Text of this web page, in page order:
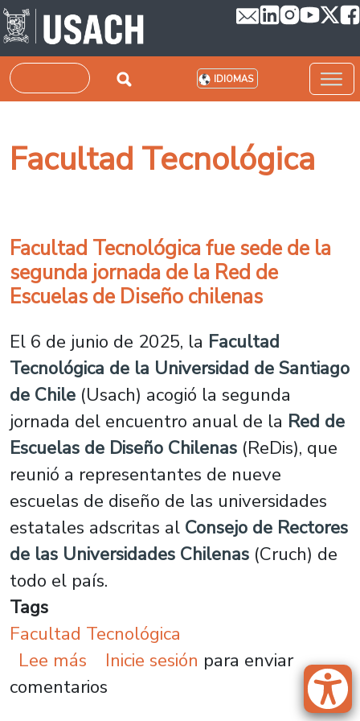
Pasar al contenido principal
Buscar IDIOMAS
Facultad Tecnológica
Facultad Tecnológica fue sede de la
segunda jornada de la Red de
Escuelas de Diseño chilenas
El 6 de junio de 2025, la Facultad
Tecnológica de la Universidad de Santiago
de Chile (Usach) acogió la segunda
jornada del encuentro anual de la Red de
Escuelas de Diseño Chilenas (ReDis), que
reunió a representantes de nueve
escuelas de diseño de las universidades
estatales adscritas al Consejo de Rectores
de las Universidades Chilenas (Cruch) de
todo el país.
Tags
Facultad Tecnológica
Lee más sobre Facultad Tecnológica fue
Inicie sesión para enviar
comentarios